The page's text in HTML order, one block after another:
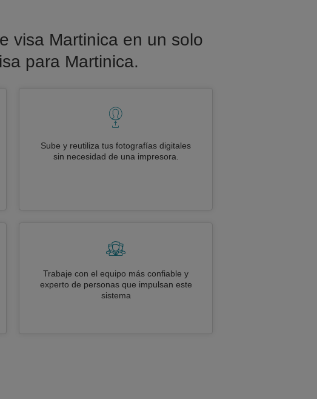
visa Martinica en un solo
para Martinica.
Sube y reutiliza tus fotografías digitales
sin necesidad de una impresora.
Trabaje con el equipo más confiable y
experto de personas que impulsan este
sistema